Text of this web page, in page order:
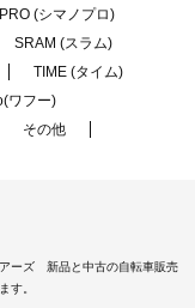
(シマノプロ)
SRAM (スラム)
TIME (タイム)
ワフー)
その他
ーズ 新品と中古の自転車販売
す。